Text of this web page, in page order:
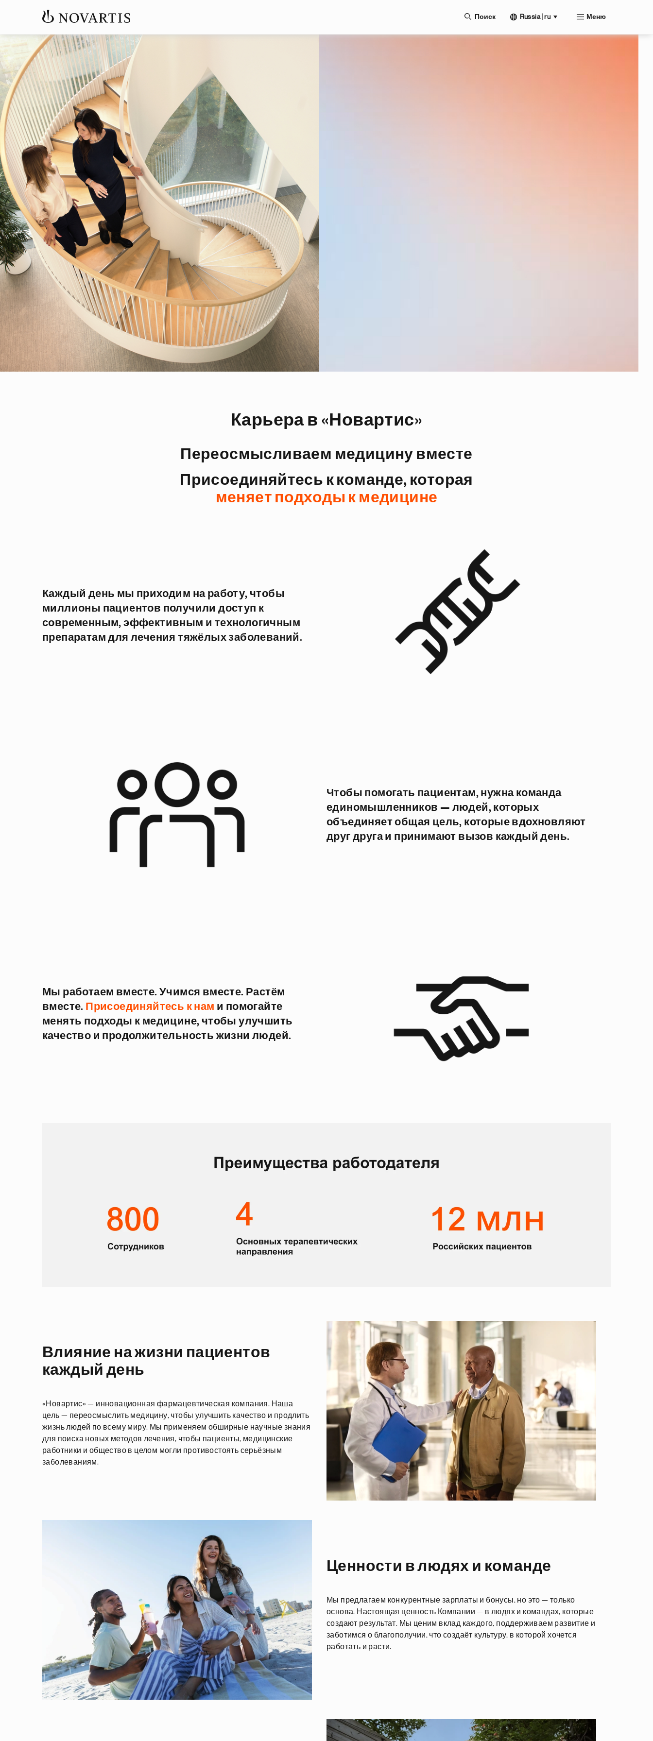
Поиск Russia | ru Меню
Карьера в «Новартис»
Переосмысливаем медицину вместе
Присоединяйтесь к команде, которая
меняет подходы к медицине
Каждый день мы приходим на работу, чтобы
миллионы пациентов получили доступ к
современным, эффективным и технологичным
препаратам для лечения тяжёлых заболеваний.
Чтобы помогать пациентам, нужна команда
единомышленников — людей, которых
объединяет общая цель, которые вдохновляют
друг друга и принимают вызов каждый день.
Мы работаем вместе. Учимся вместе. Растём
вместе. Присоединяйтесь к нам и помогайте
менять подходы к медицине, чтобы улучшить
качество и продолжительность жизни людей.
Влияние на жизни пациентов
каждый день
«Новартис» — инновационная фармацевтическая компания. Наша
цель — переосмыслить медицину, чтобы улучшить качество и продлить
жизнь людей по всему миру. Мы применяем обширные научные знания
для поиска новых методов лечения, чтобы пациенты, медицинские
работники и общество в целом могли противостоять серьёзным
заболеваниям.
Ценности в людях и команде
Мы предлагаем конкурентные зарплаты и бонусы, но это — только
основа. Настоящая ценность Компании — в людях и командах, которые
создают результат. Мы ценим вклад каждого, поддерживаем развитие и
заботимся о благополучии, что создаёт культуру, в которой хочется
работать и расти.